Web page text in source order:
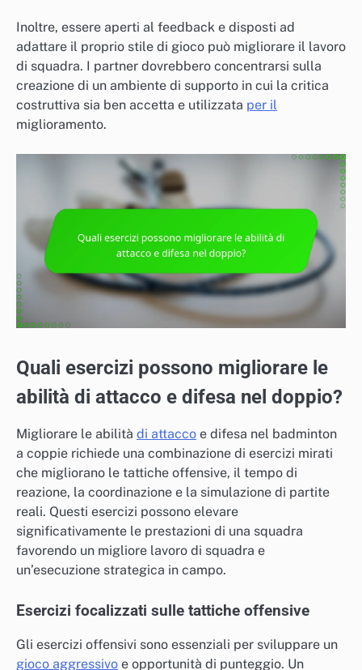
Inoltre, essere aperti al feedback e disposti ad
adattare il proprio stile di gioco può migliorare il lavoro
di squadra. I partner dovrebbero concentrarsi sulla
creazione di un ambiente di supporto in cui la critica
costruttiva sia ben accetta e utilizzata per il
miglioramento.
Quali esercizi possono migliorare le
abilità di attacco e difesa nel doppio?
Migliorare le abilità di attacco e difesa nel badminton
a coppie richiede una combinazione di esercizi mirati
che migliorano le tattiche offensive, il tempo di
reazione, la coordinazione e la simulazione di partite
reali. Questi esercizi possono elevare
significativamente le prestazioni di una squadra
favorendo un migliore lavoro di squadra e
un’esecuzione strategica in campo.
Esercizi focalizzati sulle tattiche offensive
Gli esercizi offensivi sono essenziali per sviluppare un
gioco aggressivo e opportunità di punteggio. Un